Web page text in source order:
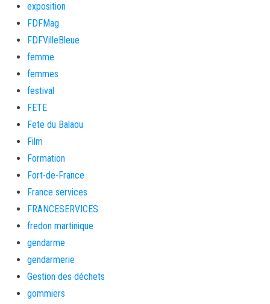
exposition
FDFMag
FDFVilleBleue
femme
femmes
festival
FETE
Fete du Balaou
Film
Formation
Fort-de-France
France services
FRANCESERVICES
fredon martinique
gendarme
gendarmerie
Gestion des déchets
gommiers